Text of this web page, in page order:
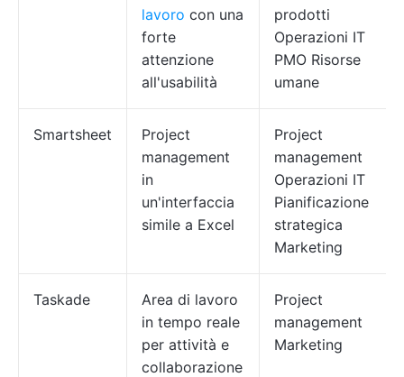
lavoro con una
forte
attenzione
all'usabilità
prodotti
Operazioni IT
PMO Risorse
umane
Smartsheet
Project
management
in
un'interfaccia
simile a Excel
Project
management
Operazioni IT
Pianificazione
strategica
Marketing
Taskade
Area di lavoro
in tempo reale
per attività e
collaborazione
Project
management
Marketing